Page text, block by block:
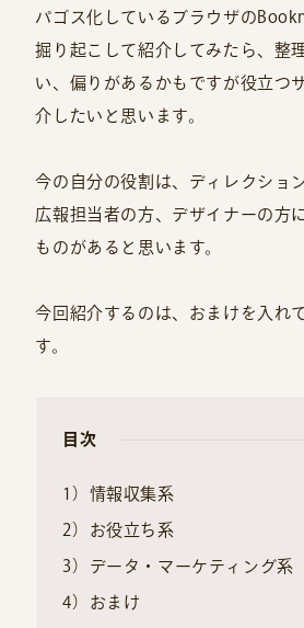
パゴス化しているブラウザの
掘り起こして紹介してみたら、整
い、偏りがあるかもですが役立つ
介したいと思います。
今の自分の役割は、ディレクショ
広報担当者の方、デザイナーの方
ものがあると思います。
今回紹介するのは、おまけを入れ
す。
目次
1）情報収集系
2）お役立ち系
3）データ・マーケティング系
4）おまけ